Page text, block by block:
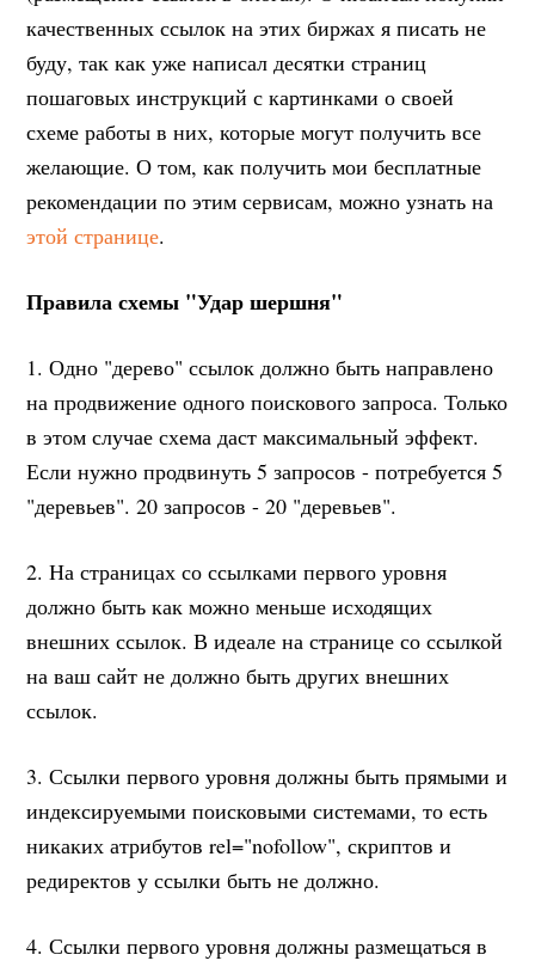
качественных ссылок на этих биржах я писать не
буду, так как уже написал десятки страниц
пошаговых инструкций с картинками о своей
схеме работы в них, которые могут получить все
желающие. О том, как получить мои бесплатные
рекомендации по этим сервисам, можно узнать на
этой странице.
Правила схемы "Удар шершня"
1. Одно "дерево" ссылок должно быть направлено
на продвижение одного поискового запроса. Только
в этом случае схема даст максимальный эффект.
Если нужно продвинуть 5 запросов - потребуется 5
"деревьев". 20 запросов - 20 "деревьев".
2. На страницах со ссылками первого уровня
должно быть как можно меньше исходящих
внешних ссылок. В идеале на странице со ссылкой
на ваш сайт не должно быть других внешних
ссылок.
3. Ссылки первого уровня должны быть прямыми и
индексируемыми поисковыми системами, то есть
никаких атрибутов rel="nofollow", скриптов и
редиректов у ссылки быть не должно.
4. Ссылки первого уровня должны размещаться в